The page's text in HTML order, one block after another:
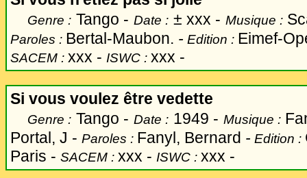
Genre : Tango - Date : ± xxx - Musique :
Paroles : Bertal-Maubon. - Edition : Eimef-
SACEM : xxx - ISWC : xxx -
Si vous voulez être vedette
Genre : Tango - Date : 1949 - Musique :
Portal, J - Paroles : Fanyl, Bernard - Edition :
Paris - SACEM : xxx - ISWC : xxx -